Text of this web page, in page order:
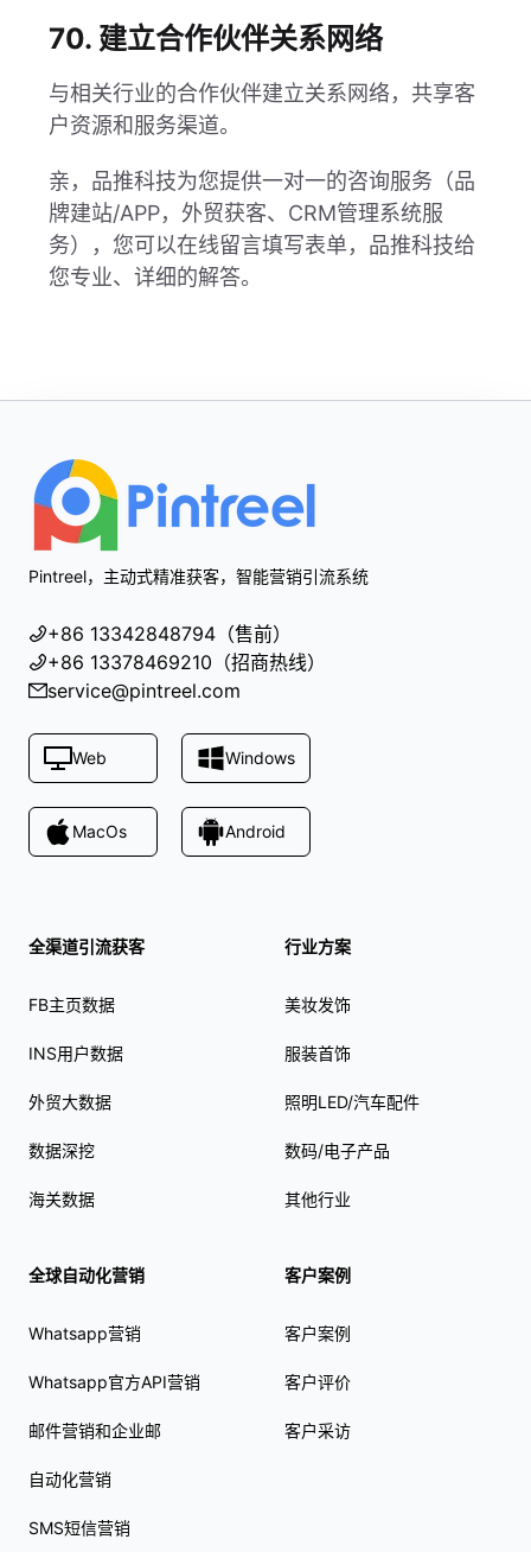
70. 建立合作伙伴关系网络
与相关行业的合作伙伴建立关系网络，共享客
户资源和服务渠道。
亲，品推科技为您提供一对一的咨询服务（品
牌建站/APP，外贸获客、CRM管理系统服
务），您可以在线留言填写表单，品推科技给
您专业、详细的解答。
Pintreel，主动式精准获客，智能营销引流系统
+86 13342848794（售前）
+86 13378469210（招商热线）
service@pintreel.com
Web Windows
MacOs Android
全渠道引流获客
FB主页数据
INS用户数据
外贸大数据
数据深挖
海关数据
全球自动化营销
Whatsapp营销
Whatsapp官方API营销
邮件营销和企业邮
自动化营销
SMS短信营销
行业方案
美妆发饰
服装首饰
照明LED/汽车配件
数码/电子产品
其他行业
客户案例
客户案例
客户评价
客户采访